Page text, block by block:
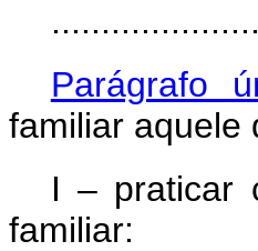
Parágrafo
familiar aquele
I – praticar
familiar: